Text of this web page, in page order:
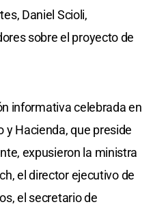
Daniel Scioli,
sobre el proyecto de
informativa celebrada en
y Hacienda, que preside
expusieron la ministra
el director ejecutivo de
el secretario de